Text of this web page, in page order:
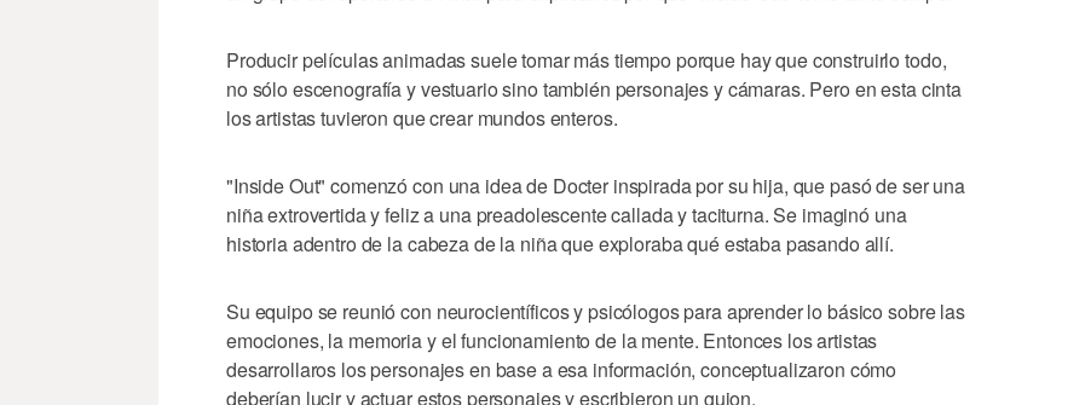
Producir películas animadas suele tomar más tiempo porque hay que construirlo todo,
no sólo escenografía y vestuario sino también personajes y cámaras. Pero en esta cinta
los artistas tuvieron que crear mundos enteros.
"Inside Out" comenzó con una idea de Docter inspirada por su hija, que pasó de ser una
niña extrovertida y feliz a una preadolescente callada y taciturna. Se imaginó una
historia adentro de la cabeza de la niña que exploraba qué estaba pasando allí.
Su equipo se reunió con neurocientíficos y psicólogos para aprender lo básico sobre las
emociones, la memoria y el funcionamiento de la mente. Entonces los artistas
desarrollaros los personajes en base a esa información, conceptualizaron cómo
deberían lucir y actuar estos personajes y escribieron un guion.